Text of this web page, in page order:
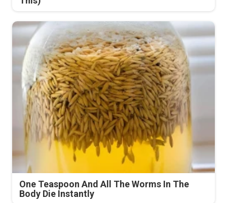
One Teaspoon And All The Worms In The
Body Die Instantly